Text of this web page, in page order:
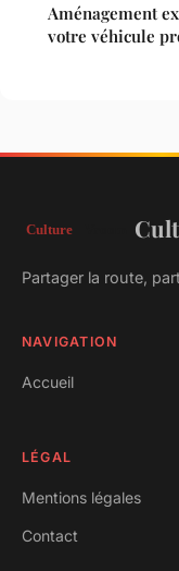
Aménagement
votre véhicule
Partager la route,
NAVIGATION
Accueil
LÉGAL
Mentions légales
Contact